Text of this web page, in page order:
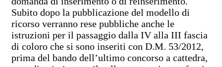
Subito dopo la pubblicazione del modello di
ricorso verranno rese pubbliche anche le
istruzioni per il passaggio dalla IV alla III fascia
di coloro che si sono inseriti con D.M. 53/2012,
prima del bando dell’ultimo concorso a cattedra,